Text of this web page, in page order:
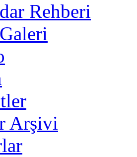
Rehberi
Arşivi